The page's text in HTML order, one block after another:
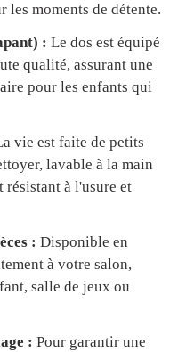
les moments de détente.
: Le dos est équipé
qualité, assurant une
pour les enfants qui
vie est faite de petits
lavable à la main
à l'usure et
: Disponible en
à votre salon,
salle de jeux ou
: Pour garantir une